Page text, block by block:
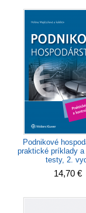
Podnikové
praktické príklady a
testy, 2.
14,70 €